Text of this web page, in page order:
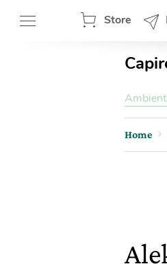
Store
Home